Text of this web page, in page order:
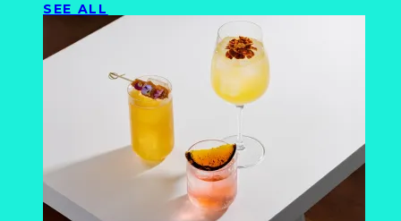
SEE ALL